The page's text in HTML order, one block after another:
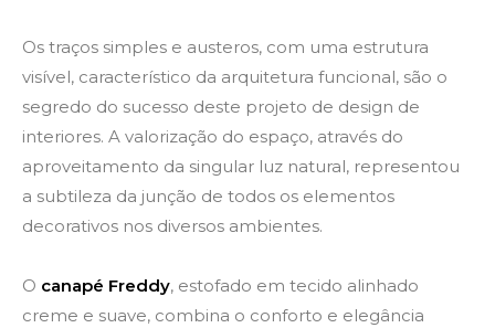
Os traços simples e austeros, com uma estrutura
visível, característico da arquitetura funcional, são o
segredo do sucesso deste projeto de design de
interiores. A valorização do espaço, através do
aproveitamento da singular luz natural, representou
a subtileza da junção de todos os elementos
decorativos nos diversos ambientes.
O canapé Freddy, estofado em tecido alinhado
creme e suave, combina o conforto e elegância